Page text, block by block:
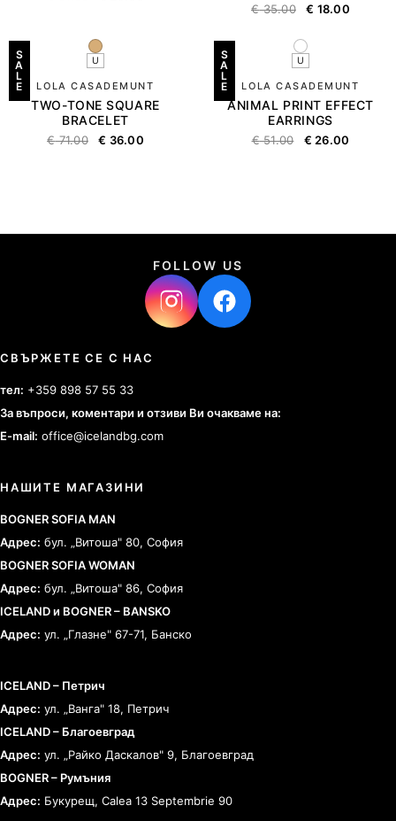
€35.00 € 18.00
S
A
L
E
U
LOLA CASADEMUNT
TWO-TONE SQUARE
BRACELET
€71.00 € 36.00
S
A
L
E
U
LOLA CASADEMUNT
ANIMAL PRINT EFFECT
EARRINGS
€51.00 € 26.00
FOLLOW US
СВЪРЖЕТЕ СЕ С НАС
тел: +359 898 57 55 33
За въпроси, коментари и отзиви Ви очакваме на:
E-mail: office@icelandbg.com
НАШИТЕ МАГАЗИНИ
BOGNER SOFIA MAN
Адрес: бул. „Витоша" 80, София
BOGNER SOFIA WOMAN
Адрес: бул. „Витоша" 86, София
ICELAND и BOGNER – BANSKO
Адрес: ул. „Глазне" 67-71, Банско
ICELAND – Петрич
Адрес: ул. „Ванга" 18, Петрич
ICELAND – Благоевград
Адрес: ул. „Райко Даскалов" 9, Благоевград
BOGNER – Румъния
Адрес: Букурещ, Calea 13 Septembrie 90